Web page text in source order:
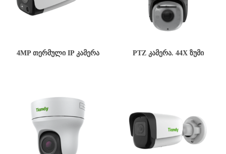
4MP ᲗᲔᲠᲛᲣᲚᲘ IP ᲙᲐᲛᲔᲠᲐ PTZ ᲙᲐᲛᲔᲠᲐ. 44X ᲖᲣᲛᲘ